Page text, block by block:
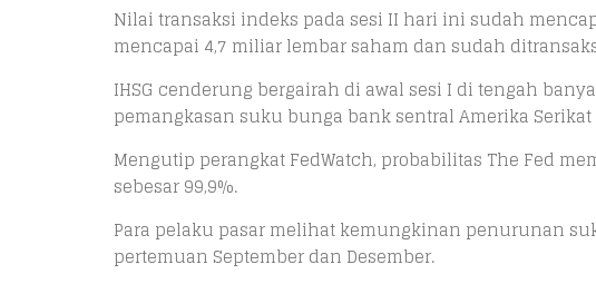
Nilai transaksi indeks pada sesi II hari ini sudah
mencapai 4,7 miliar lembar saham dan sudah
IHSG cenderung bergairah di awal sesi I di tengah
pemangkasan suku bunga bank sentral Amerika Serikat
Mengutip perangkat FedWatch, probabilitas The Fed
sebesar 99,9%.
Para pelaku pasar melihat kemungkinan penurunan
pertemuan September dan Desember.